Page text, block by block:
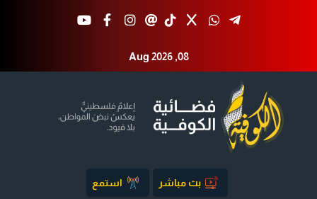
Aug 2026 ,08
بث مباشر استمع